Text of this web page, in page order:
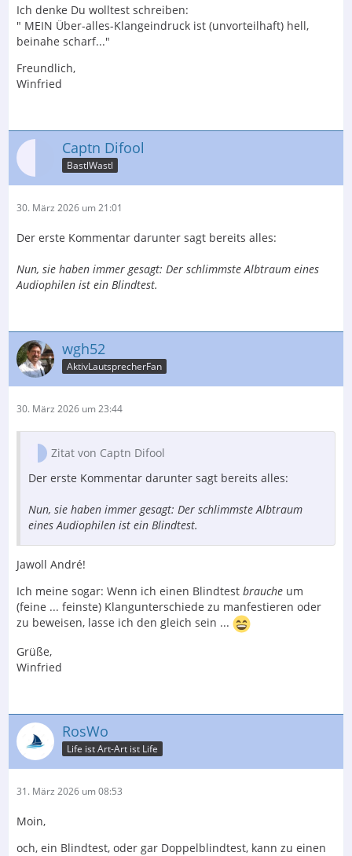
Ich denke Du wolltest schreiben:
" MEIN Über-alles-Klangeindruck ist (unvorteilhaft) hell,
beinahe scharf..."
Freundlich,
Winfried
Captn Difool
BastlWastl
30. März 2026 um 21:01
Der erste Kommentar darunter sagt bereits alles:
Nun, sie haben immer gesagt: Der schlimmste Albtraum eines
Audiophilen ist ein Blindtest.
wgh52
AktivLautsprecherFan
30. März 2026 um 23:44
Zitat von Captn Difool
Der erste Kommentar darunter sagt bereits alles:
Nun, sie haben immer gesagt: Der schlimmste Albtraum
eines Audiophilen ist ein Blindtest.
Jawoll André!
Ich meine sogar: Wenn ich einen Blindtest brauche um
(feine ... feinste) Klangunterschiede zu manfestieren oder
zu beweisen, lasse ich den gleich sein ...
Grüße,
Winfried
RosWo
Life ist Art-Art ist Life
31. März 2026 um 08:53
Moin,
och, ein Blindtest, oder gar Doppelblindtest, kann zu einen